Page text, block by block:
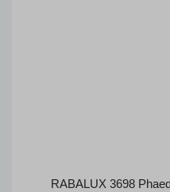
RABALUX 3698